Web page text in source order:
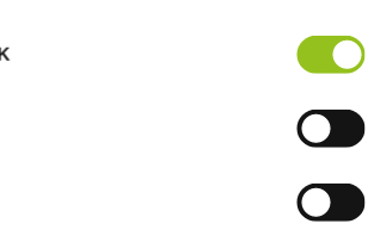
tot stilstand komt. Hoewel een
al te lange stilstand en drukt ze op
bedrijven toekomstgericht kunnen